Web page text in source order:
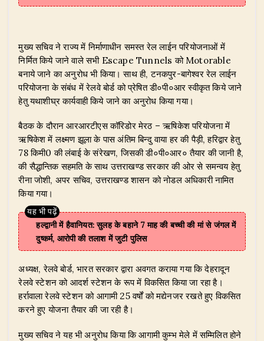
​मुख्य सचिव ने राज्य में निर्माणाधीन समस्त रेल लाईन परियोजनाओं में
निर्मित किये जाने वाले सभी Escape Tunnels को Motorable
बनाये जाने का अनुरोध भी किया। साथ ही, टनकपुर-बागेश्वर रेल लाईन
परियोजना के संबंध में रेलवे बोर्ड को प्रेषित डी०पी०आर स्वीकृत किये जाने
हेतु यथाशीघ्र कार्यवाही किये जाने का अनुरोध किया गया।
​बैठक के दौरान आरआरटीएस कॉरिडोर मेरठ – ऋषिकेश परियोजना में
ऋषिकेश में लक्ष्मण झूला के पास अंतिम बिन्दु वाया हर की पैड़ी, हरिद्वार हेतु
78 किमी0 की लंबाई के संरेखण, जिसकी डी०पी०आर० तैयार की जानी है,
की सैद्धान्तिक सहमति के साथ उत्तराखण्ड सरकार की ओर से समन्वय हेतु
रीना जोशी, अपर सचिव, उत्तराखण्ड शासन को नोडल अधिकारी नामित
किया गया।
हल्द्वानी में हैवानियत: सुलह के बहाने 7 माह की बच्ची की मां से जंगल में
दुष्कर्म, आरोपी की तलाश में जुटी पुलिस
​अध्यक्ष, रेलवे बोर्ड, भारत सरकार द्वारा अवगत कराया गया कि देहरादून
रेलवे स्टेशन को आदर्श स्टेशन के रूप में विकसित किया जा रहा है।
हर्रावाला रेलवे स्टेशन को आगामी 25 वर्षों को मद्येनजर रखते हुए विकसित
करने हुए योजना तैयार की जा रही है।
​मुख्य सचिव ने यह भी अनुरोध किया कि आगामी कुम्भ मेले में सम्मिलित होने